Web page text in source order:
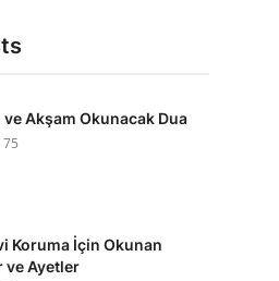
ve Akşam Okunacak Dua
75
Koruma İçin Okunan
ve Ayetler